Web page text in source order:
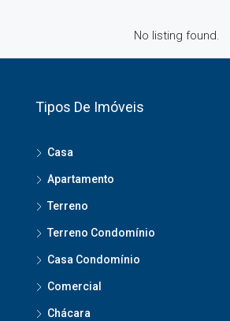
No listing found.
Tipos De Imóveis
Casa
Apartamento
Terreno
Terreno Condomínio
Casa Condomínio
Comercial
Chácara